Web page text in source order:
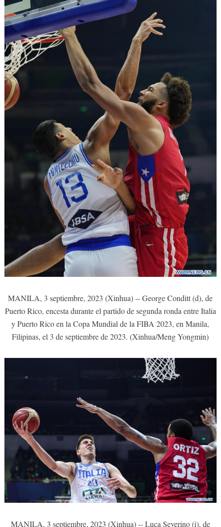
MANILA, 3 septiembre, 2023 (Xinhua) -- George Conditt (d), de
Puerto Rico, encesta durante el partido de segunda ronda entre Italia
y Puerto Rico en la Copa Mundial de la FIBA 2023, en Manila,
Filipinas, el 3 de septiembre de 2023. (Xinhua/Meng Yongmin)
MANILA, 3 septiembre, 2023 (Xinhua) -- Luca Severino (i), de